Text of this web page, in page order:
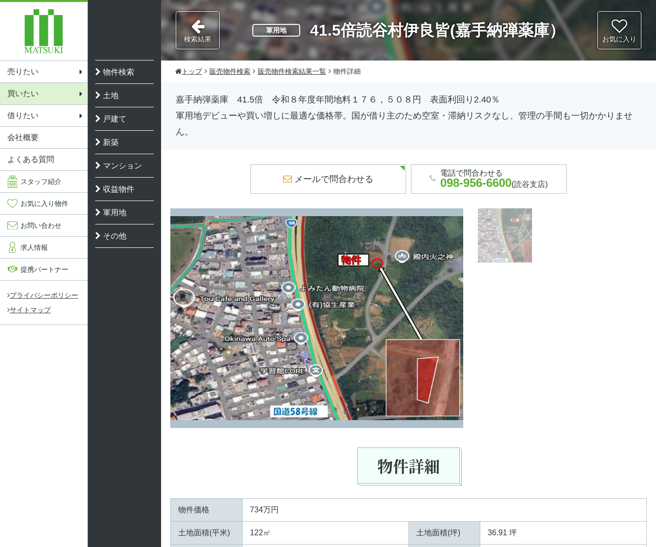
売りたい
買いたい
物件検索
土地
戸建て
新築
マンション
収益物件
軍用地
その他
借りたい
会社概要
よくある質問
スタッフ紹介
お気に入り物件
お問い合わせ
求人情報
提携パートナー
プライバシーポリシー
サイトマップ
検索結果
軍用地 41.5倍読谷村伊良皆(嘉手納弾薬庫） お気に入り
トップ 販売物件検索 販売物件検索結果一覧 物件詳細
嘉手納弾薬庫 41.5倍 令和８年度年間地料１７６，５０８円 表面利回り2.40％
軍用地デビューや買い増しに最適な価格帯。国が借り主のため空室・滞納リスクなし、管理の手間も一切かかりませ
ん。
メールで問合わせる
電話で問合わせる
098-956-6600(読谷支店)
物件詳細
物件価格 734万円
土地面積(平米) 122㎡ 土地面積(坪) 36.91 坪